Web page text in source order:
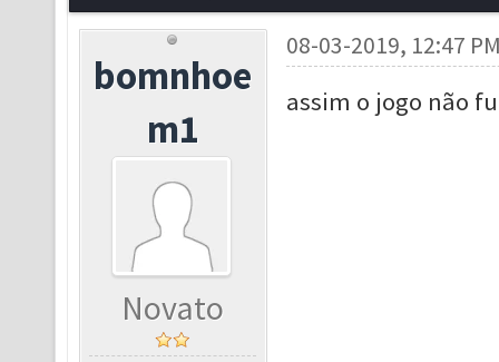
bomnhoe
m1
Novato
08-03-2019, 12:47
assim o jogo não